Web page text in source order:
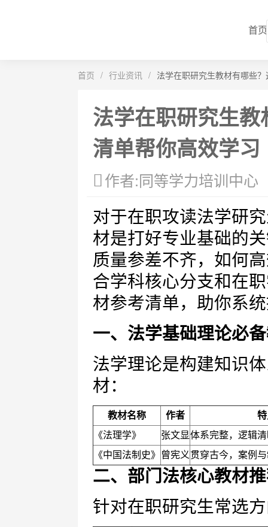
首页
首页 / 行业资讯 / 法学在职研究生教材有哪些
法学在职研究生
清单帮你高效学习
作者:同等学力培训中心
对于在职攻读法学研
材是打好专业基础的
质量参差不齐，如何
合学科核心分支和在
材参考清单，助你系
一、法学基础理论必
法学理论是构建知识
材：
教材名称 作者
《法理学》
张文显体系完整，逻辑
《中国法制史》
曾宪义 贯穿古今，案例
二、部门法核心教材
针对在职研究生常选